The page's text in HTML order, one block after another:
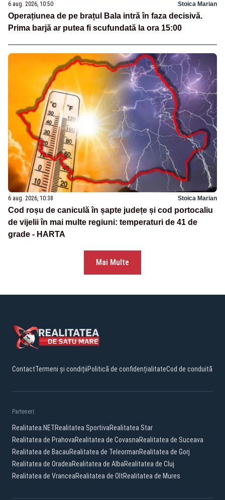
6 aug. 2026, 10:50 Stoica Marian
Operațiunea de pe brațul Bala intră în faza decisivă.
Prima barjă ar putea fi scufundată la ora 15:00
6 aug. 2026, 10:38 Stoica Marian
Cod roșu de caniculă în șapte județe și cod portocaliu
de vijelii în mai multe regiuni: temperaturi de 41 de
grade - HARTA
Mai Multe
ContactTermeni și condițiiPolitică de confidențialitateCod de conduită
Parteneri:
Realitatea.NETRealitatea SportivaRealitatea Star
Realitatea de PrahovaRealitatea de CovasnaRealitatea de Suceava
Realitatea de BacauRealitatea de TeleormanRealitatea de Gorj
Realitatea de OradeaRealitatea de AlbaRealitatea de Cluj
Realitatea de VranceaRealitatea de OltRealitatea de Mures